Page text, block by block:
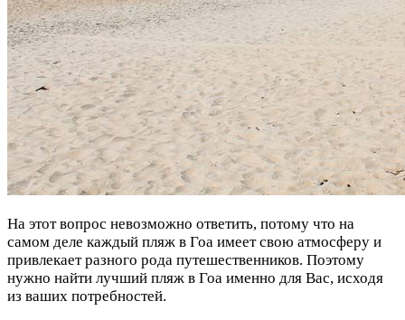
На этот вопрос невозможно ответить, потому что на
самом деле каждый пляж в Гоа имеет свою атмосферу и
привлекает разного рода путешественников. Поэтому
нужно найти лучший пляж в Гоа именно для Вас, исходя
из ваших потребностей.